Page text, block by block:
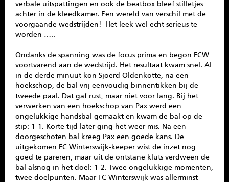
verbale uitspattingen en ook de beatbox bleef stilletjes
achter in de kleedkamer. Een wereld van verschil met de
voorgaande wedstrijden! Het leek wel echt serieus te
worden …..
Ondanks de spanning was de focus prima en begon FCW
voortvarend aan de wedstrijd. Het resultaat kwam snel. Al
in de derde minuut kon Sjoerd Oldenkotte, na een
hoekschop, de bal vrij eenvoudig binnentikken bij de
tweede paal. Dat gaf rust, maar niet voor lang. Bij het
verwerken van een hoekschop van Pax werd een
ongelukkige handsbal gemaakt en kwam de bal op de
stip: 1-1. Korte tijd later ging het weer mis. Na een
doorgeschoten bal kreeg Pax een goede kans. De
uitgekomen FC Winterswijk-keeper wist de inzet nog
goed te pareren, maar uit de ontstane kluts verdween de
bal alsnog in het doel: 1-2. Twee ongelukkige momenten,
twee doelpunten. Maar FC Winterswijk was allerminst